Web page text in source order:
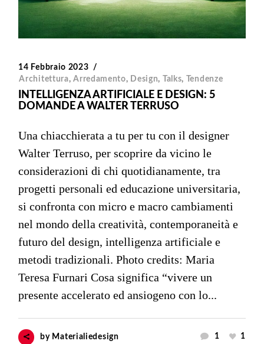
14 Febbraio 2023
Architettura,Arredamento, Design, Talks, Tendenze
INTELLIGENZA ARTIFICIALE E DESIGN: 5
DOMANDE A WALTER TERRUSO
Una chiacchierata a tu per tu con il designer
Walter Terruso, per scoprire da vicino le
considerazioni di chi quotidianamente, tra
progetti personali ed educazione universitaria,
si confronta con micro e macro cambiamenti
nel mondo della creatività, contemporaneità e
futuro del design, intelligenza artificiale e
metodi tradizionali. Photo credits: Maria
Teresa Furnari Cosa significa “vivere un
presente accelerato ed ansiogeno con lo...
by Materialiedesign 1 1